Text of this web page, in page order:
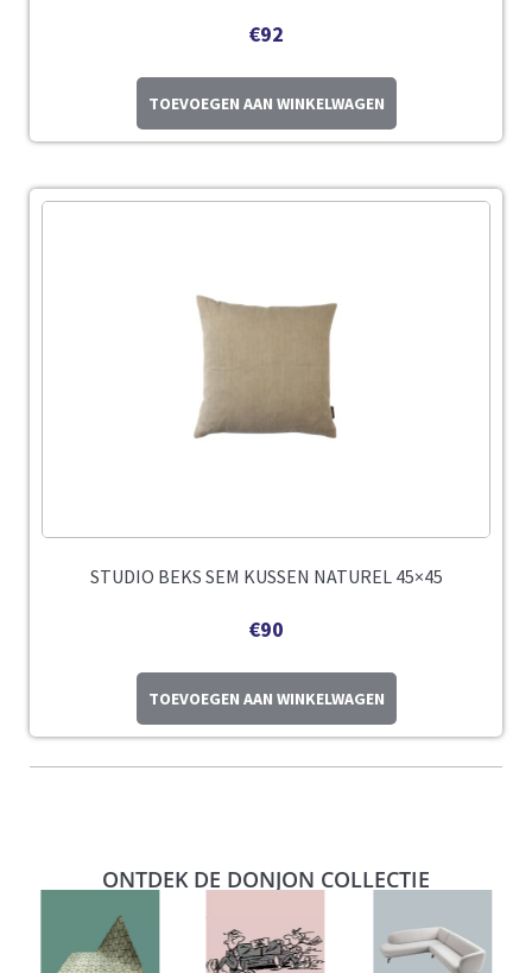
€92
TOEVOEGEN AAN WINKELWAGEN
STUDIO BEKS SEM KUSSEN NATUREL 45×45
€90
TOEVOEGEN AAN WINKELWAGEN
ONTDEK DE DONJON COLLECTIE